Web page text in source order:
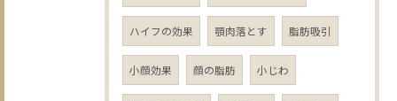
ハイフの効果 顎肉落とす 脂肪吸引
小顔効果 顔の脂肪 小じわ